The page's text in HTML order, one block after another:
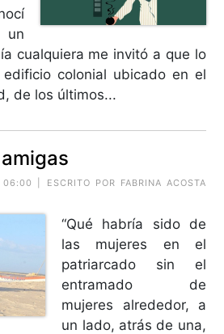
cualquiera me invitó a que lo
colonial ubicado en el
de los últimos...
| ESCRITO POR FABRINA ACOSTA
“Qué habría sido de
las mujeres en el
patriarcado sin el
entramado de
mujeres alrededor, a
un lado, atrás de una,